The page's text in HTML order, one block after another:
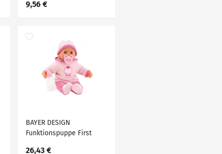
9,56 €
BAYER DESIGN
Funktionspuppe First
26,43 €